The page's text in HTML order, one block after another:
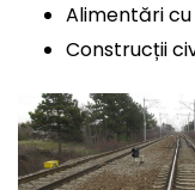
Alimentări
Construcții